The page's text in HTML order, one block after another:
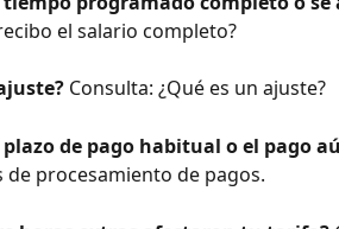
el salario completo?
Consulta: ¿Qué es un ajuste?
de pago habitual o el pago
de procesamiento de pagos.